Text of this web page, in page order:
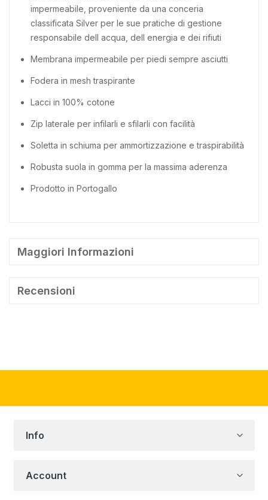
impermeabile, proveniente da una conceria
classificata Silver per le sue pratiche di gestione
responsabile dell acqua, dell energia e dei rifiuti
Membrana impermeabile per piedi sempre asciutti
Fodera in mesh traspirante
Lacci in 100% cotone
Zip laterale per infilarli e sfilarli con facilità
Soletta in schiuma per ammortizzazione e traspirabilità
Robusta suola in gomma per la massima aderenza
Prodotto in Portogallo
Maggiori Informazioni
Recensioni
Info
Account